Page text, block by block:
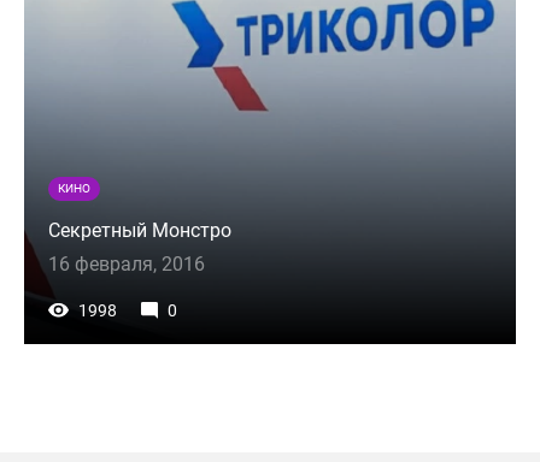
КИНО
Секретный Монстро
16 февраля, 2016
1998 0